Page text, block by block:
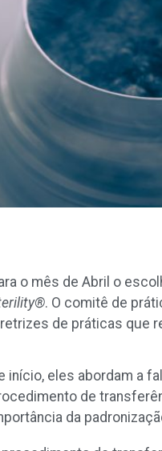
o mês de Abril o
. O comitê de
de práticas que
início, eles abordam a
de
da